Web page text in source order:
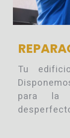
Tu
para la